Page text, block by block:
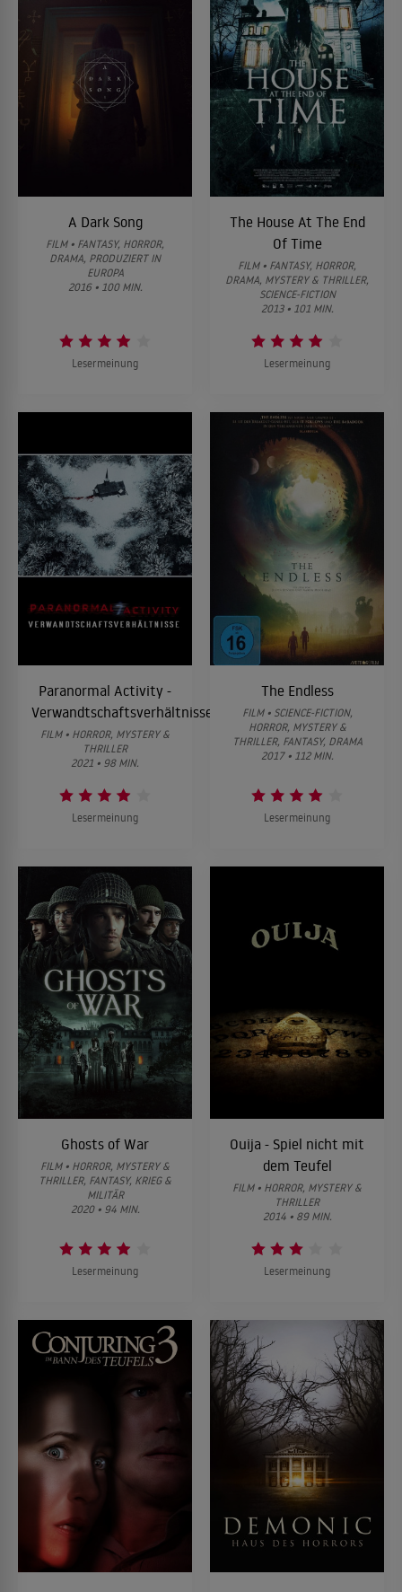
A Dark Song
FILM • FANTASY, HORROR,
DRAMA, PRODUZIERT IN
EUROPA
2016 • 100 MIN.
Lesermeinung
The House At The End
Of Time
FILM • FANTASY, HORROR,
DRAMA, MYSTERY & THRILLER,
SCIENCE-FICTION
2013 • 101 MIN.
Lesermeinung
Paranormal Activity -
Verwandtschaftsverhältnisse
FILM • HORROR, MYSTERY &
THRILLER
2021 • 98 MIN.
Lesermeinung
The Endless
FILM • SCIENCE-FICTION,
HORROR, MYSTERY &
THRILLER, FANTASY, DRAMA
2017 • 112 MIN.
Lesermeinung
Ghosts of War
FILM • HORROR, MYSTERY &
THRILLER, FANTASY, KRIEG &
MILITÄR
2020 • 94 MIN.
Lesermeinung
Ouija - Spiel nicht mit
dem Teufel
FILM • HORROR, MYSTERY &
THRILLER
2014 • 89 MIN.
Lesermeinung